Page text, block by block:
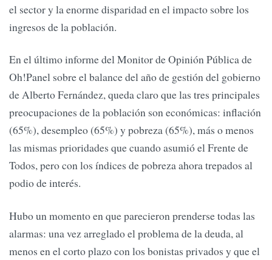
el sector y la enorme disparidad en el impacto sobre los
ingresos de la población.
En el último informe del Monitor de Opinión Pública de
Oh!Panel sobre el balance del año de gestión del gobierno
de Alberto Fernández, queda claro que las tres principales
preocupaciones de la población son económicas: inflación
(65%), desempleo (65%) y pobreza (65%), más o menos
las mismas prioridades que cuando asumió el Frente de
Todos, pero con los índices de pobreza ahora trepados al
podio de interés.
Hubo un momento en que parecieron prenderse todas las
alarmas: una vez arreglado el problema de la deuda, al
menos en el corto plazo con los bonistas privados y que el